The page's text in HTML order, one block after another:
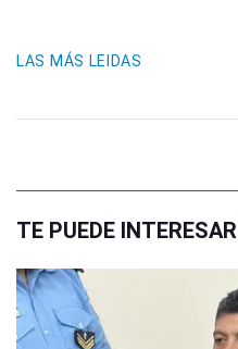
LAS MÁS LEIDAS
TE PUEDE INTERESAR